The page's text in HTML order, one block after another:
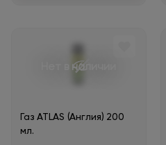
Нет в наличии
Газ ATLAS (Англия) 200
мл.